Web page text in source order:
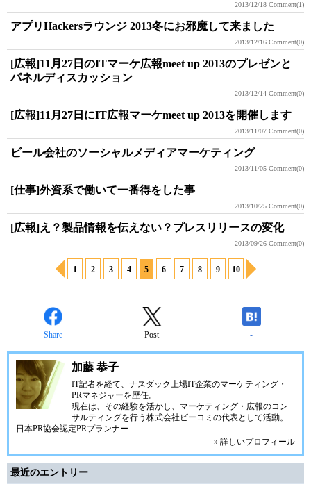
2013/12/18 Comment(1)
アプリHackersラウンジ 2013冬にお邪魔して来ました
2013/12/16 Comment(0)
[広報]11月27日のITマーケ広報meet up 2013のプレゼンと
パネルディスカッション
2013/12/14 Comment(0)
[広報]11月27日にIT広報マーケmeet up 2013を開催します
2013/11/07 Comment(0)
ビール会社のソーシャルメディアマーケティング
2013/11/05 Comment(0)
[仕事]外資系で働いて一番得をした事
2013/10/25 Comment(0)
[広報]え？製品情報を伝えない？プレスリリースの変化
2013/09/26 Comment(0)
1 2 3 4 5 6 7 8 9 10
Share Post -
加藤 恭子
IT記者を経て、ナスダック上場IT企業のマーケティング・
PRマネジャーを歴任。
現在は、その経験を活かし、マーケティング・広報のコン
サルティングを行う株式会社ビーコミの代表として活動。
日本PR協会認定PRプランナー
» 詳しいプロフィール
最近のエントリー